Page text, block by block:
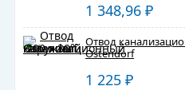
1 348,96 ₽
Отвод
Ostendorf
1 225 ₽